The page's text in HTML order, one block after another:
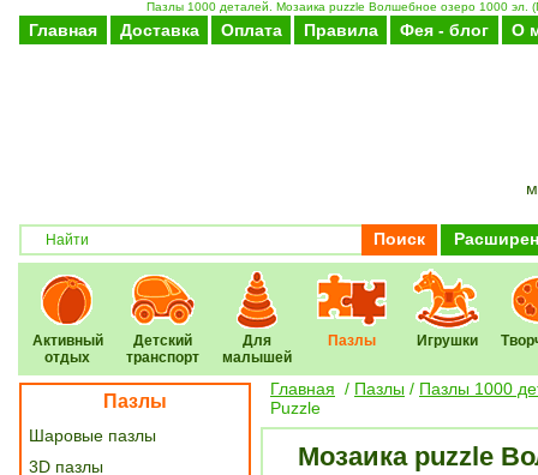
Пазлы 1000 деталей. Мозаика puzzle Волшебное озеро 1000 эл.
Главная Доставка Оплата Правила Фея - блог О
Поиск
Активный
отдых
Детский
транспорт
Для
малышей
Пазлы Игрушки
Пазлы
Шаровые пазлы
3D пазлы
Главная / Пазлы / Пазлы 1000
Puzzle
Мозаика puzzle